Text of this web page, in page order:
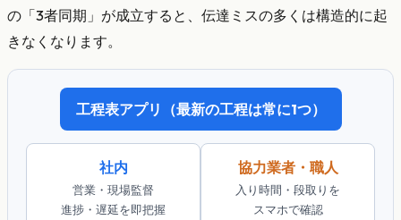
の「3者同期」が成立すると、伝達ミスの多くは構造的に起
きなくなります。
工程表アプリ（最新の工程は常に1つ）
社内
営業・現場監督
進捗・遅延を即把握
協力業者・職人
入り時間・段取りを
スマホで確認